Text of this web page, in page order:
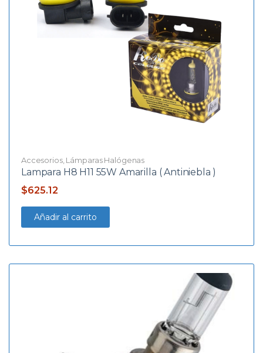
Accesorios,Lámparas Halógenas
Lampara H8 H11 55W Amarilla ( Antiniebla )
$625.12
Añadir al carrito